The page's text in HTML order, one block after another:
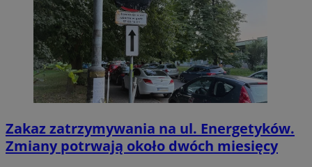
Zakaz zatrzymywania na ul. Energetyków.
Zmiany potrwają około dwóch miesięcy